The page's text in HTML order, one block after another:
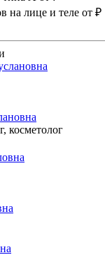
на лице и теле от ₽
косметолог